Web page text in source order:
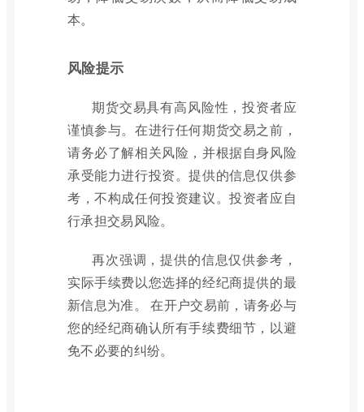
本。
风险提示
期货交易具有高风险性，投资者应
谨慎参与。在进行任何期货交易之前，
请务必了解相关风险，并根据自身风险
承受能力进行投资。提供的信息仅供参
考，不构成任何投资建议。投资者应自
行承担交易风险。
再次强调，提供的信息仅供参考，
实际手续费以您选择的经纪商提供的最
新信息为准。 在开户交易前，请务必与
您的经纪商确认所有手续费细节，以避
免不必要的纠纷。